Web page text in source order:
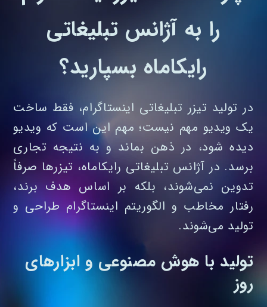
را به آژانس تبلیغاتی
رایکاماه بسپارید؟
در تولید تیزر تبلیغاتی اینستاگرام، فقط ساخت
یک ویدیو مهم نیست؛ مهم این است که ویدیو
دیده شود، در ذهن بماند و به نتیجه تجاری
برسد. در آژانس تبلیغاتی رایکاماه، تیزرها صرفاً
تدوین نمی‌شوند، بلکه بر اساس هدف برند،
رفتار مخاطب و الگوریتم اینستاگرام طراحی و
تولید می‌شوند.
تولید با هوش مصنوعی و ابزارهای
روز